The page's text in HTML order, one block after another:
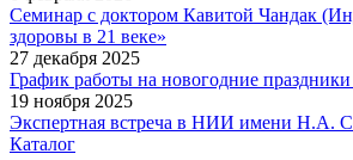
Семинар с доктором Кавитой Чандак
здоровы в 21 веке»
27 декабря 2025
График работы на новогодние
19 ноября 2025
Экспертная встреча в НИИ имени Н.А.
Каталог